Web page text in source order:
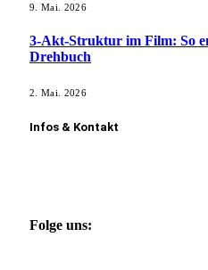
9. Mai. 2026
3-Akt-Struktur im Film: So
Drehbuch
2. Mai. 2026
Infos & Kontakt
Folge uns: